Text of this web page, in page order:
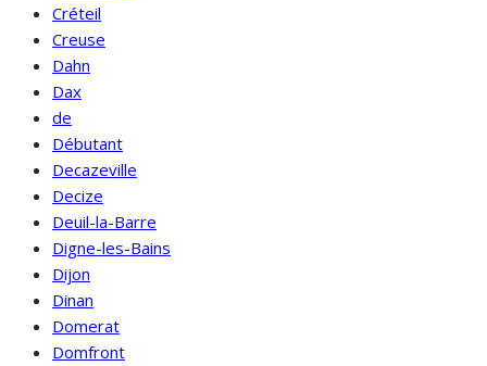
Créteil
Creuse
Dahn
Dax
de
Débutant
Decazeville
Decize
Deuil-la-Barre
Digne-les-Bains
Dijon
Dinan
Domerat
Domfront